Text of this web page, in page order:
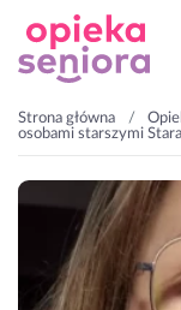
Strona główna
osobami starszymi